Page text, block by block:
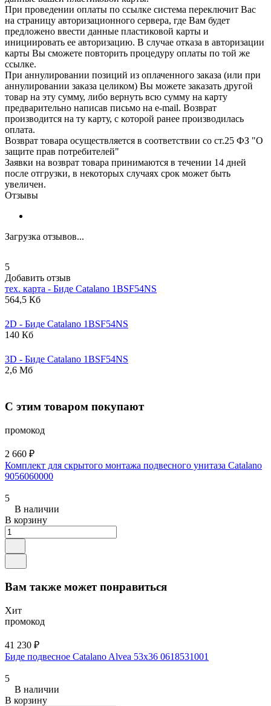
При проведении оплаты по ссылке система переключит Вас
на страницу авторизационного сервера, где Вам будет
предложено ввести данные пластиковой карты и
инициировать ее авторизацию. В случае отказа в авторизации
карты Вы сможете повторить процедуру оплаты по той же
ссылке.
При аннулировании позиций из оплаченного заказа (или при
аннулировании заказа целиком) Вы можете заказать другой
товар на эту сумму, либо вернуть всю сумму на карту
предварительно написав письмо на e-mail. Возврат
производится на ту карту, с которой ранее производилась
оплата.
Возврат товара осуществляется в соответствии со ст.25 ФЗ "О
защите прав потребителей"
Заявки на возврат товара принимаются в течении 14 дней
после отгрузки, в некоторых случаях срок может быть
увеличен.
Отзывы
Загрузка отзывов...
5
Добавить отзыв
тех. карта - Биде Catalano 1BSF54NS
564,5 Кб
2D - Биде Catalano 1BSF54NS
140 Кб
3D - Биде Catalano 1BSF54NS
2,6 Мб
С этим товаром покупают
промокод
2 660 ₽
Комплект для скрытого монтажа подвесного унитаза Catalano
9056060000
5
В наличии
В корзину
Вам также может понравиться
Хит
промокод
41 230 ₽
Биде подвесное Catalano Alvea 53x36 0618531001
5
В наличии
В корзину